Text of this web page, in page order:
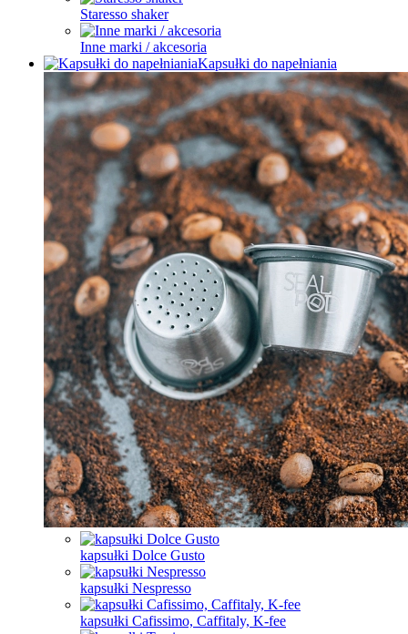
Staresso shaker
Inne marki / akcesoria
Kapsułki do napełniania
kapsułki Dolce Gusto
kapsułki Nespresso
kapsułki Cafissimo, Caffitaly, K-fee